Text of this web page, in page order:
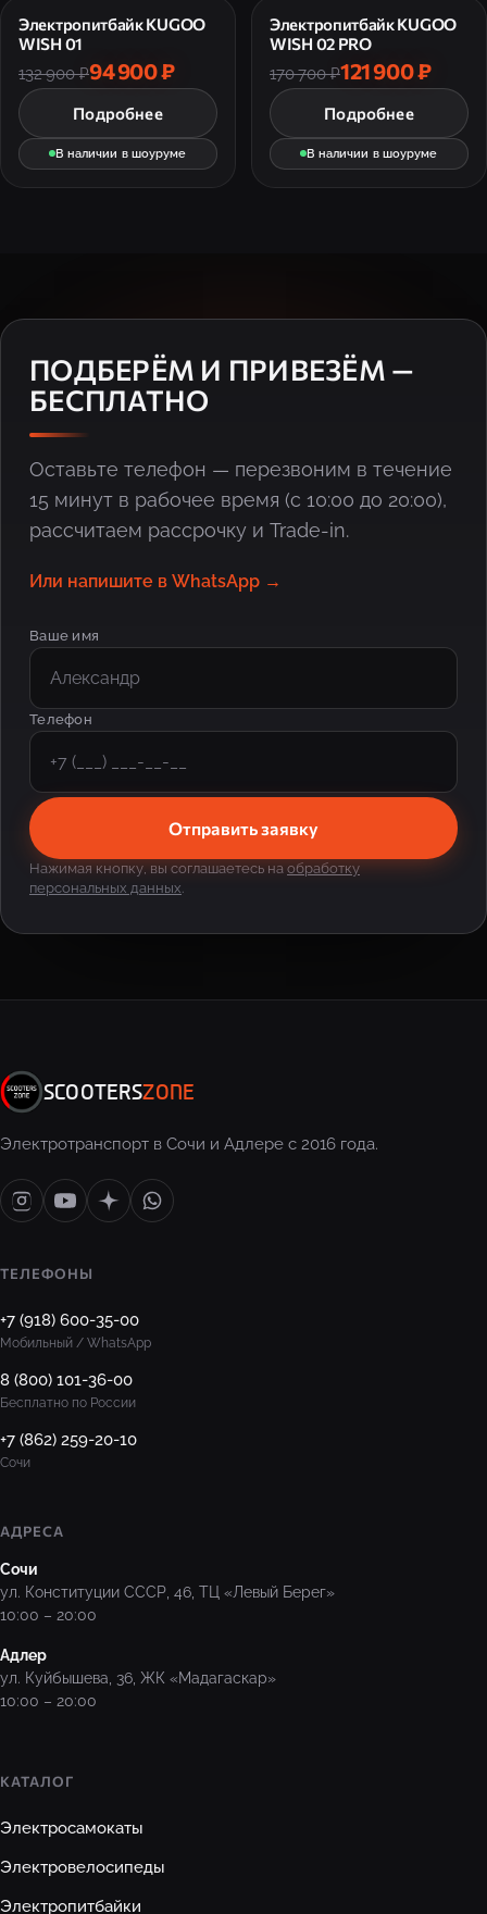
Электропитбайк KUGOO
WISH 01
132 900 ₽94 900 ₽
Подробнее
В наличии в шоуруме
Электропитбайк KUGOO
WISH 02 PRO
170 700 ₽121 900 ₽
Подробнее
В наличии в шоуруме
ПОДБЕРЁМ И ПРИВЕЗЁМ —
БЕСПЛАТНО
Оставьте телефон — перезвоним в течение
15 минут в рабочее время (с 10:00 до 20:00),
рассчитаем рассрочку и Trade-in.
Или напишите в WhatsApp →
Ваше имя
Телефон
Отправить заявку
Нажимая кнопку, вы соглашаетесь наобработку
персональных данных
SCOOTERSZONE
Электротранспорт в Сочи и Адлере с 2016 года.
ТЕЛЕФОНЫ
+7 (918) 600-35-00
Мобильный / WhatsApp
8 (800) 101-36-00
Бесплатно по России
+7 (862) 259-20-10
Сочи
АДРЕСА
Сочи
ул. Конституции СССР, 46, ТЦ «Левый Берег»
10:00 – 20:00
Адлер
ул. Куйбышева, 36, ЖК «Мадагаскар»
10:00 – 20:00
КАТАЛОГ
Электросамокаты
Электровелосипеды
Электропитбайки